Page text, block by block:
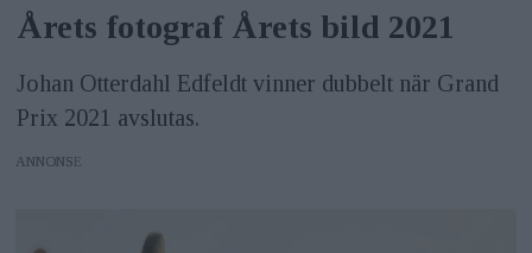
Årets fotograf Årets bild 2021
Johan Otterdahl Edfeldt vinner dubbelt när Grand
Prix 2021 avslutas.
ANNONS